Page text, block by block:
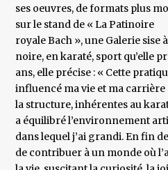
ses oeuvres, de formats plus
sur le stand de « La Patinoire
royale Bach », une Galerie sise
noire, en karaté, sport qu’elle
ans, elle précise : « Cette
influencé ma vie et ma
la structure, inhérentes au
a équilibré l’environnement
dans lequel j’ai grandi. En fin
de contribuer à un monde où